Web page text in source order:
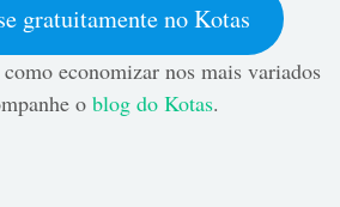
gratuitamente no Kotas
economizar nos mais variados
oblog do Kotas.